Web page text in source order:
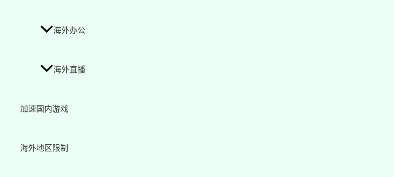
海外办公
海外直播
加速国内游戏
海外地区限制